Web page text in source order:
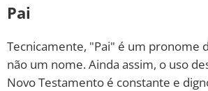
Pai
Tecnicamente, "Pai" é um pronome
não um nome. Ainda assim, o uso
Novo Testamento é constante e